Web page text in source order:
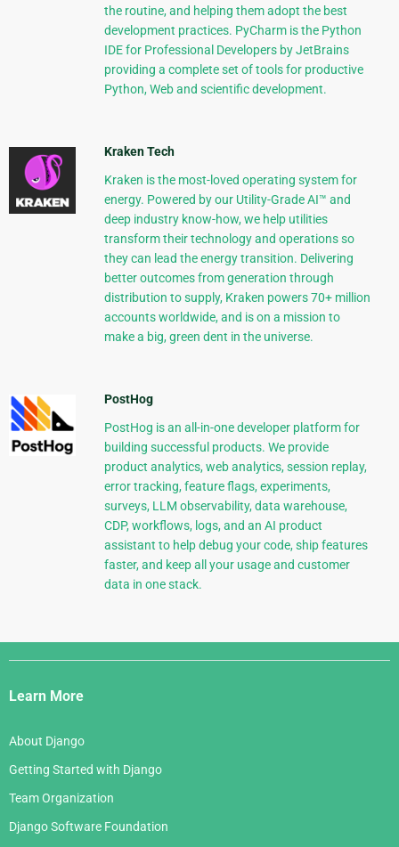
the routine, and helping them adopt the best
development practices. PyCharm is the Python
IDE for Professional Developers by JetBrains
providing a complete set of tools for productive
Python, Web and scientific development.
Kraken Tech
Kraken is the most-loved operating system for
energy. Powered by our Utility-Grade AI™ and
deep industry know-how, we help utilities
transform their technology and operations so
they can lead the energy transition. Delivering
better outcomes from generation through
distribution to supply, Kraken powers 70+ million
accounts worldwide, and is on a mission to
make a big, green dent in the universe.
PostHog
PostHog is an all-in-one developer platform for
building successful products. We provide
product analytics, web analytics, session replay,
error tracking, feature flags, experiments,
surveys, LLM observability, data warehouse,
CDP, workflows, logs, and an AI product
assistant to help debug your code, ship features
faster, and keep all your usage and customer
data in one stack.
Django
Links
Learn More
About Django
Getting Started with Django
Team Organization
Django Software Foundation